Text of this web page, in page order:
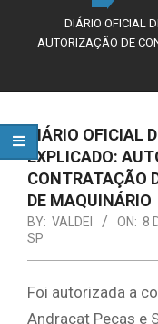
DIÁRIO OFICIAL
AUTORIZAÇÃO DE
DIÁRIO OFICIAL
EXPLICADO:
CONTRATAÇÃO
DE MAQUINÁRIO
BY: VALDEI ON: 8
SP
Foi autorizada a
Andracat Peças e